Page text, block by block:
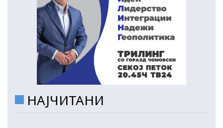
НАЈЧИТАНИ